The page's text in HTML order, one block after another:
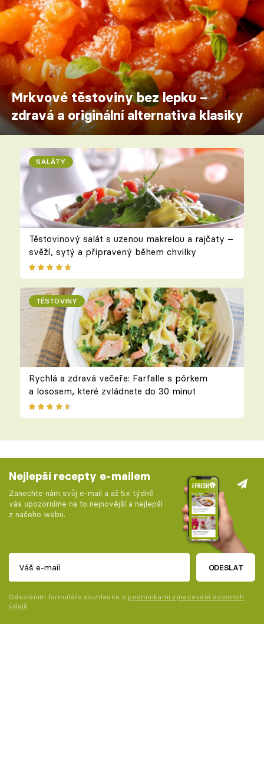
Mrkvové těstoviny bez lepku –
zdravá a originální alternativa klasiky
SALÁTY
Těstovinový salát s uzenou makrelou a rajčaty –
svěží, sytý a připravený během chvilky
TĚSTOVINY
Rychlá a zdravá večeře: Farfalle s pórkem
a lososem, které zvládnete do 30 minut
Nejlepší recepty e-mailem
Zanechte nám svůj e-mail a až 5x týdně
vás upozorníme na to nejnovější a nejlepší
z našeho webu.
ODESLAT
Odesláním formuláře souhlasíte s podmínkami zpracování osobních
údajů